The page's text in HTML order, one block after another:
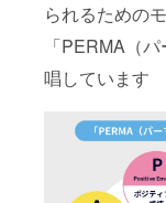
られるための
「PERMA（
唱しています